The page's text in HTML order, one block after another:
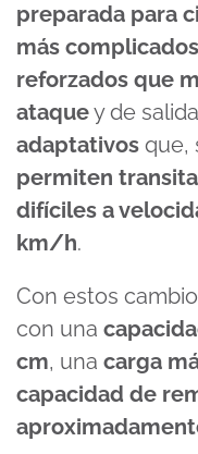
preparada para
más complicados
reforzados que
ataquey de
adaptativos que,
permiten
difíciles a
km/h.
Con estos
con una
cm, una carga
capacidad de